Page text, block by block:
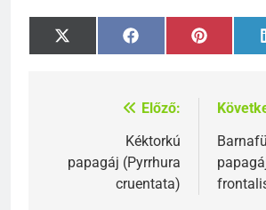
Share
on
X
(Twitter)
Share
on
FacebookShare
on
Pinterest
Bejegyzés
navigáció
Előző:
Kéktorkú
papagáj (Pyrrhura
cruentata)